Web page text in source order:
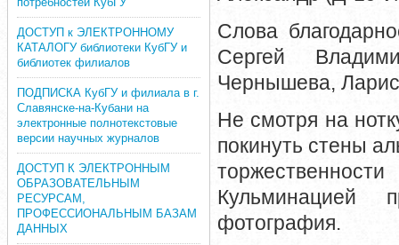
ДОСТУП к ЭЛЕКТРОННОМУ
КАТАЛОГУ библиотеки КубГУ и
библиотек филиалов
ПОДПИСКА КубГУ и филиала в г.
Славянске-на-Кубани на
электронные полнотекстовые
версии научных журналов
ДОСТУП К ЭЛЕКТРОННЫМ
ОБРАЗОВАТЕЛЬНЫМ
РЕСУРСАМ,
ПРОФЕССИОНАЛЬНЫМ БАЗАМ
ДАННЫХ
Слова
Сергей
Чернышева,
Не смотря на
покинуть стены
Кульминацией
фотография.